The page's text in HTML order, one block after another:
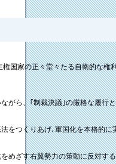
国家の正々堂々たる自衛的な権
ら、｢制裁決議｣の厳格な履
つくりあげ､軍国化を本格的
ざす右翼勢力の策動に反対す